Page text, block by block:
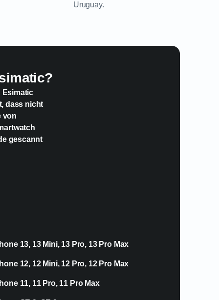
Uruguay.
Esimatic
dass nicht
von
gescannt
13, 13 Mini, 13 Pro, 13 Pro Max
12, 12 Mini, 12 Pro, 12 Pro Max
11, 11 Pro, 11 Pro Max